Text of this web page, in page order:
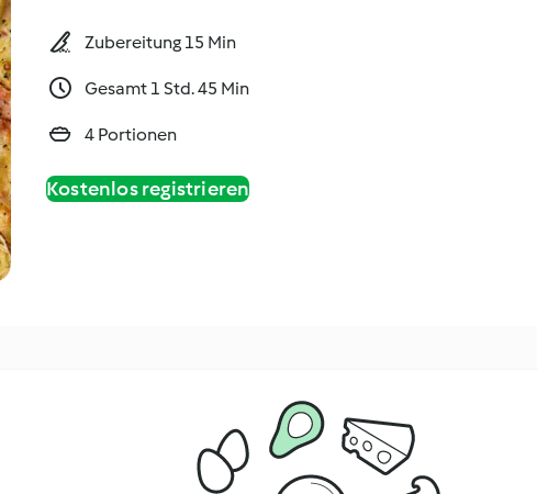
Zubereitung 15 Min
Gesamt 1 Std. 45 Min
4 Portionen
Kostenlos registrieren